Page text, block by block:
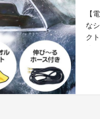
【
な
ク